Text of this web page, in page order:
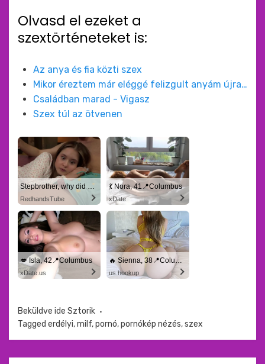
Olvasd el ezeket a
szextörténeteket is:
Az anya és fia közti szex
Mikor éreztem már eléggé felizgult anyám újra…
Családban marad - Vigasz
Szex túl az ötvenen
Stepbrother, why did you show me your dick? Now I want to fuck you with my wet pussy
RedhandsTube
💃 Nora, 41📍Columbus
xDate
💋 Isla, 42📍Columbus
xDate.us
🔥 Sienna, 38📍Columbus
us.hookup
Beküldve ide Sztorik
Tagged erdélyi,milf,pornó,pornókép nézés,szex